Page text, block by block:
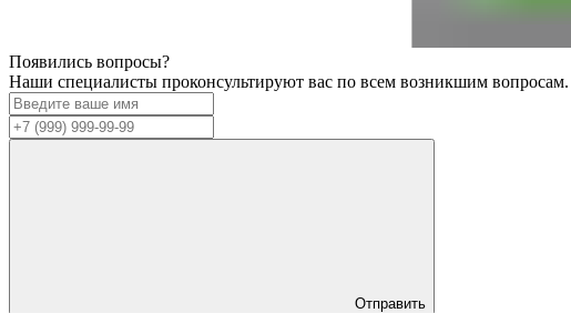
Появились вопросы?
Наши специалисты проконсультируют вас по всем возникшим вопросам.
Отправить